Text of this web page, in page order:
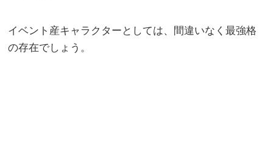
イベント産キャラクターとしては、間違いなく最強格
の存在でしょう。